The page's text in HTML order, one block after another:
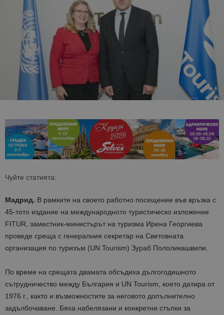
Чуйте статията:
Мадрид. В рамките на своето работно посещение във връзка с
45-тото издание на международното туристическо изложение
FITUR, заместник-министърът на туризма Ирена Георгиева
проведе среща с генералния секретар на Световната
организация по туризъм (UN Tourism) Зураб Пололикашвили.
По време на срещата двамата обсъдиха дългогодишното
сътрудничество между България и UN Tourism, което датира от
1976 г., както и възможностите за неговото допълнително
задълбочаване. Бяха набелязани и конкретни стъпки за